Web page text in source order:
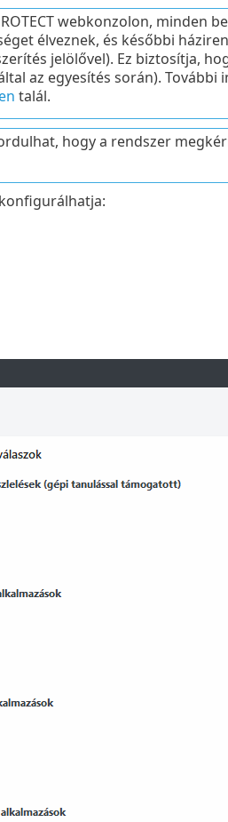
webkonzolon, minden
élveznek, és későbbi
jelölővel). Ez biztosítja,
az egyesítés során). További
talál.
hogy a rendszer